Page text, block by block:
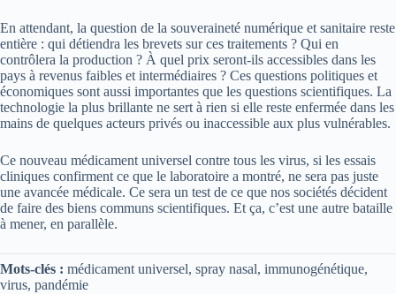
En attendant, la question de la souveraineté numérique et sanitaire reste
entière : qui détiendra les brevets sur ces traitements ? Qui en
contrôlera la production ? À quel prix seront-ils accessibles dans les
pays à revenus faibles et intermédiaires ? Ces questions politiques et
économiques sont aussi importantes que les questions scientifiques. La
technologie la plus brillante ne sert à rien si elle reste enfermée dans les
mains de quelques acteurs privés ou inaccessible aux plus vulnérables.
Ce nouveau médicament universel contre tous les virus, si les essais
cliniques confirment ce que le laboratoire a montré, ne sera pas juste
une avancée médicale. Ce sera un test de ce que nos sociétés décident
de faire des biens communs scientifiques. Et ça, c’est une autre bataille
à mener, en parallèle.
Mots-clés : médicament universel, spray nasal, immunogénétique,
virus, pandémie